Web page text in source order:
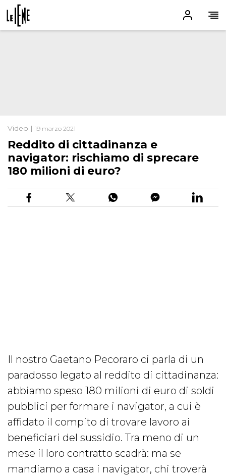
Video | 19 marzo 2021
Reddito di cittadinanza e
navigator: rischiamo di sprecare
180 milioni di euro?
Il nostro Gaetano Pecoraro ci parla di un
paradosso legato al reddito di cittadinanza:
abbiamo speso 180 milioni di euro di soldi
pubblici per formare i navigator, a cui è
affidato il compito di trovare lavoro ai
beneficiari del sussidio. Tra meno di un
mese il loro contratto scadrà: ma se
mandiamo a casa i navigator, chi troverà